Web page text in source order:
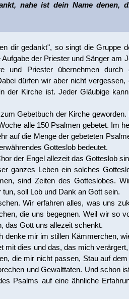
nahe ist dein Name denen,
dir gedankt", so singt die Gruppe
der Priester und Sänger am
und Priester übernehmen
dürfen wir aber nicht
der Kirche ist. Jeder Gläubige
Gebetbuch der Kirche
alle 150 Psalmen gebetet. Im
auf die Menge der gebeteten
Gotteslob bedeutet.
der Engel allezeit das Gotteslob
ganzes Leben ein solches
sind Zeiten des Gotteslobes.
soll Lob und Dank an Gott sein.
Wir erfahren alles, was uns
die uns begegnen. Weil wir so
das Gott uns allezeit schenkt.
denke mir im stillen Kämmerchen,
mit dies und das, das mich
die mir nicht passen, Stau auf
und Gewalttaten. Und schon
Psalms auf eine ähnliche